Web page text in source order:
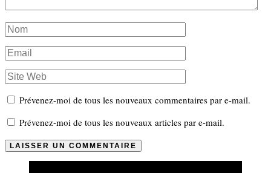
Prévenez-moi de tous les nouveaux commentaires par e-mail.
Prévenez-moi de tous les nouveaux articles par e-mail.